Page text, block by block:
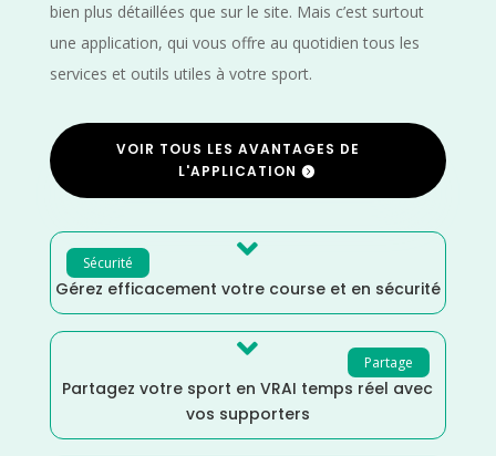
bien plus détaillées que sur le site. Mais c’est surtout
une application, qui vous offre au quotidien tous les
services et outils utiles à votre sport.
VOIR TOUS LES AVANTAGES DE
L'APPLICATION
Sécurité 
Gérez efficacement votre course et en sécurité
Partage

Partagez votre sport en VRAI temps réel avec
vos supporters